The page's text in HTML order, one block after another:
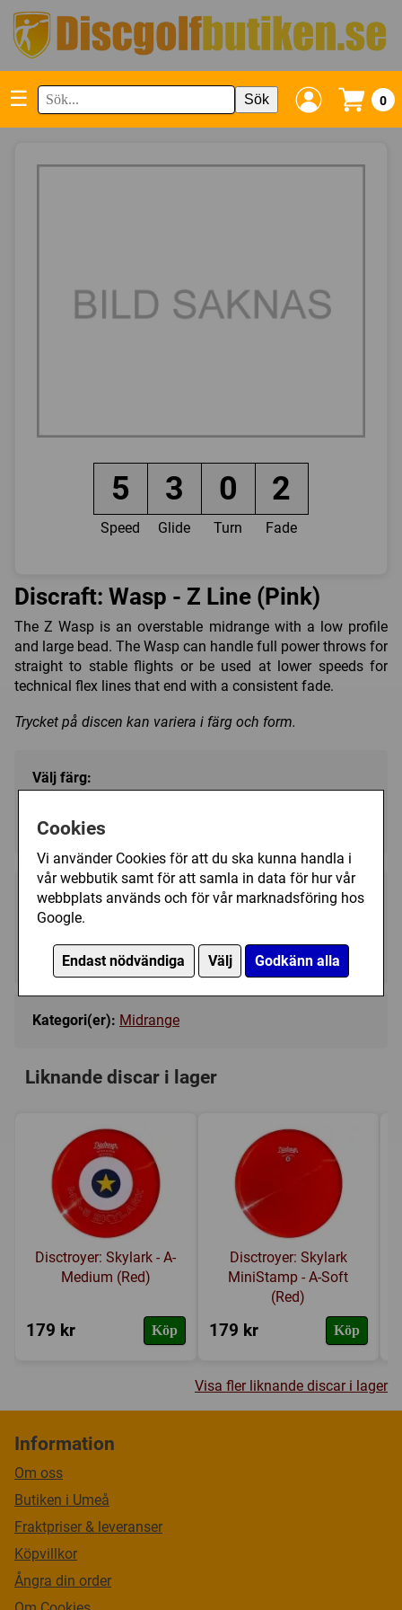
Cookies
Vi använder Cookies för att du ska kunna handla i
vår webbutik samt för att samla in data för hur vår
webbplats används och för vår marknadsföring hos
Google.
Endast nödvändiga Välj Godkänn alla
☰ Sök 0
5 3 0 2
Speed Glide Turn Fade
Discraft: Wasp - Z Line (Pink)
The Z Wasp is an overstable midrange with a low profile
and large bead. The Wasp can handle full power throws for
straight to stable flights or be used at lower speeds for
technical flex lines that end with a consistent fade.
Trycket på discen kan variera i färg och form.
Välj färg:
199 kr Köp
I lager, leveranstid 1-3 vardagar
Kategori(er): Midrange
Liknande discar i lager
Disctroyer: Skylark - A-
Medium (Red)
179 kr Köp
Disctroyer: Skylark
MiniStamp - A-Soft
(Red)
179 kr Köp
Visa fler liknande discar i lager
Information
Om oss
Butiken i Umeå
Fraktpriser & leveranser
Köpvillkor
Ångra din order